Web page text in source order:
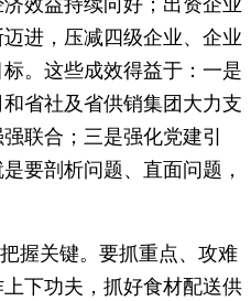
效益持续向好；出资企业
进，压减四级企业、企业
。这些成效得益于： 一是
省社及省供销集团大力支
联合；三是强化党建引
要剖析问题、直面问题，
握关键。要抓重点、攻难
下功夫，抓好食材配送供